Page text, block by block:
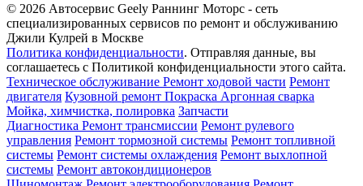
© 2026 Автосервис Geely Раннинг Моторс - сеть
специализированных сервисов по ремонт и обслуживанию
Джили Кулрей в Москве
Политика конфиденциальности. Отправляя данные, вы
соглашаетесь с Политикой конфиденциальности этого сайта.
Техническое обслуживание Ремонт ходовой части Ремонт
двигателя Кузовной ремонт Покраска Аргонная сварка
Мойка, химчистка, полировка Запчасти
Диагностика Ремонт трансмиссии Ремонт рулевого
управления Ремонт тормозной системы Ремонт топливной
системы Ремонт системы охлаждения Ремонт выхлопной
системы Ремонт автокондиционеров